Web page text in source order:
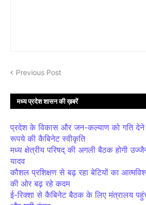
Previous Post
मध्य प्रदेश शासन की ख़बरें
प्रदेश के विकास और जन-कल्याण को गति
रूपये की कैबिनेट स्वीकृति
मध्य क्षेत्रीय परिषद् की अगली बैठक होगी
यादव
कौशल प्रशिक्षण से बढ़ रहा बेटियों का
की ओर बढ़ रहे कदम
ई-रिक्शा से कैबिनेट बैठक के लिए मंत्रालय